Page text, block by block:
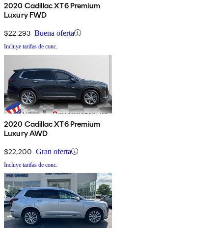
2020 Cadillac XT6 Premium
Luxury FWD
$22,293 Buena oferta
Incluye tarifas de conc.
2020 Cadillac XT6 Premium
Luxury AWD
$22,200 Gran oferta
Incluye tarifas de conc.